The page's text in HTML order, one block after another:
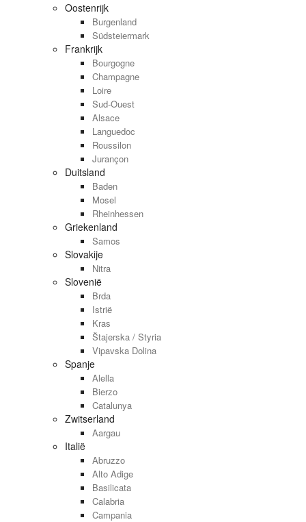
Oostenrijk
Burgenland
Südsteiermark
Frankrijk
Bourgogne
Champagne
Loire
Sud-Ouest
Alsace
Languedoc
Roussilon
Jurançon
Duitsland
Baden
Mosel
Rheinhessen
Griekenland
Samos
Slovakije
Nitra
Slovenië
Brda
Istrië
Kras
Štajerska / Styria
Vipavska Dolina
Spanje
Alella
Bierzo
Catalunya
Zwitserland
Aargau
Italië
Abruzzo
Alto Adige
Basilicata
Calabria
Campania